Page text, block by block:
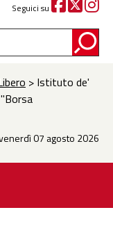
Seguici su
> Istituto de'
07 agosto 2026